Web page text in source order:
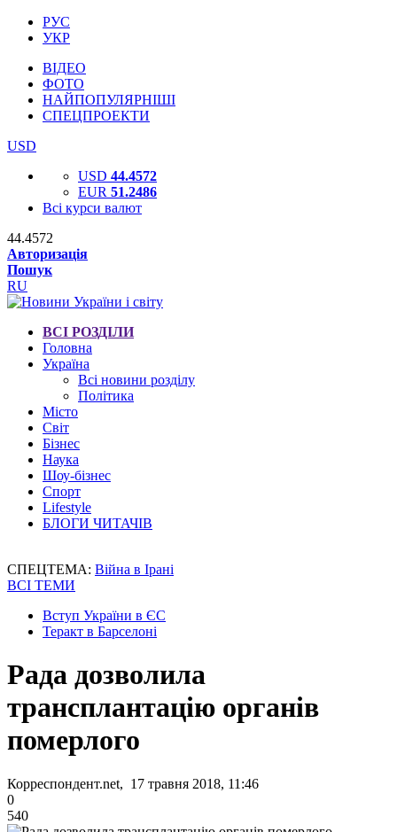
РУС
УКР
ВІДЕО
ФОТО
НАЙПОПУЛЯРНІШІ
СПЕЦПРОЕКТИ
USD
USD 44.4572
EUR 51.2486
Всі курси валют
44.4572
Авторизація
Пошук
RU
ВСІ РОЗДІЛИ
Головна
Україна
Всі новини розділу
Політика
Місто
Світ
Бізнес
Наука
Шоу-бізнес
Спорт
Lifestyle
БЛОГИ ЧИТАЧІВ
СПЕЦТЕМА: Війна в Ірані
ВСІ ТЕМИ
Вступ України в ЄС
Теракт в Барселоні
Рада дозволила
трансплантацію органів
померлого
Корреспондент.net, 17 травня 2018, 11:46
0
540